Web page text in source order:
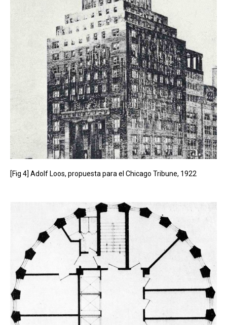
[Fig 4] Adolf Loos, propuesta para el Chicago Tribune, 1922